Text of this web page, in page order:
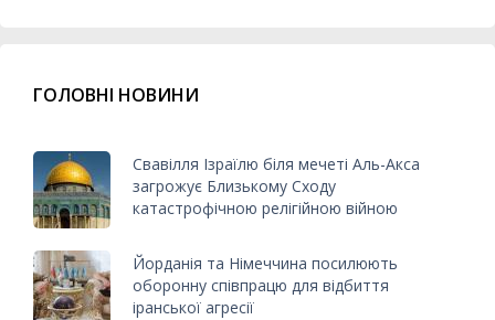
ГОЛОВНІ НОВИНИ
Свавілля Ізраїлю біля мечеті Аль-Акса
загрожує Близькому Сходу
катастрофічною релігійною війною
Йорданія та Німеччина посилюють
оборонну співпрацю для відбиття
іранської агресії